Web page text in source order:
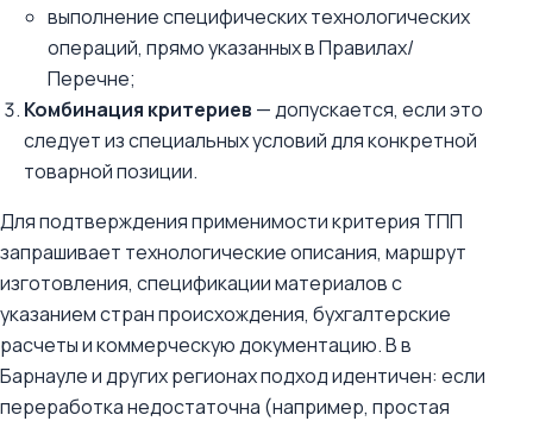
выполнение специфических технологических
операций, прямо указанных в Правилах/
Перечне;
Комбинация критериев — допускается, если это
следует из специальных условий для конкретной
товарной позиции.
Для подтверждения применимости критерия ТПП
запрашивает технологические описания, маршрут
изготовления, спецификации материалов с
указанием стран происхождения, бухгалтерские
расчеты и коммерческую документацию. В в
Барнауле и других регионах подход идентичен: если
переработка недостаточна (например, простая